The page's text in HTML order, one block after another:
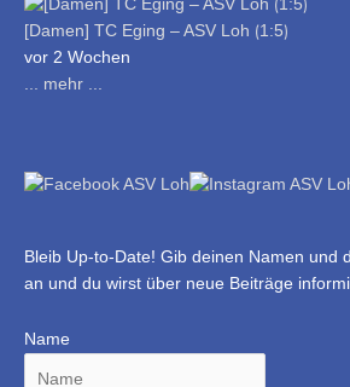
[Damen] TC Eging – ASV Loh ⟮1:5⟯
vor 2 Wochen
... mehr ...
Bleib Up-to-Date! Gib deinen Namen und
an und du wirst über neue Beiträge
Name